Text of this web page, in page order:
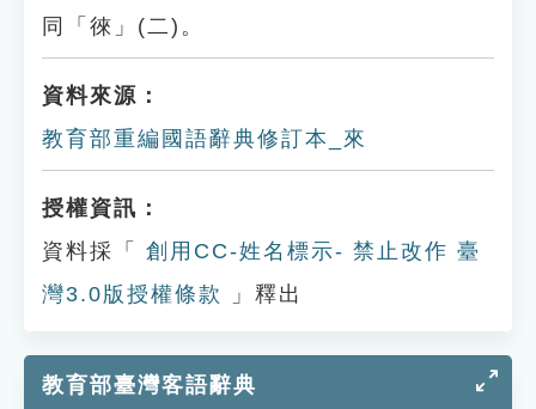
同「徠」(二)。
資料來源：
教育部重編國語辭典修訂本_來
授權資訊：
資料採「
創用CC-姓名標示- 禁止改作 臺
灣3.0版授權條款
」釋出
教育部臺灣客語辭典